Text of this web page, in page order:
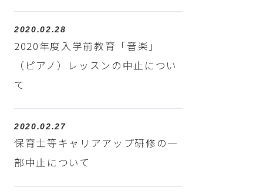
2020.02.28
2020年度入学前教育「音楽」
（ピアノ）レッスンの中止につい
て
2020.02.27
保育士等キャリアアップ研修の一
部中止について